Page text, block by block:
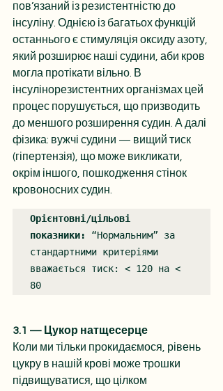
пов’язаний із резистентністю до
інсуліну. Однією із багатьох функцій
останнього є стимуляція оксиду азоту,
який розширює наші судини, аби кров
могла протікати вільно. В
інсулінорезистентних організмах цей
процес порушується, що призводить
до меншого розширення судин. А далі
фізика: вужчі судини — вищий тиск
(гіпертензія), що може викликати,
окрім іншого, пошкодження стінок
кровоносних судин.
Орієнтовні/цільові
показники:
“Нормальним” за
стандартними критеріями
вважається тиск: < 120 на <
80
3.1 — Цукор натщесерце
Коли ми тільки прокидаємося, рівень
цукру в нашій крові може трошки
підвищуватися, що цілком